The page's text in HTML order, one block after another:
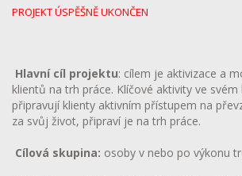
PROJEKT ÚSPĚŠNĚ UKONČEN
Hlavní cíl projektu: cílem je aktivizace a
klientů na trh práce. Klíčové aktivity ve
připravují klienty aktivním přístupem na
za svůj život, připraví je na trh práce.
Cílová skupina: osoby v nebo po výkonu